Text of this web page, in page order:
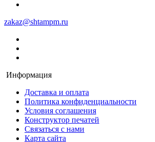
zakaz@shtampm.ru
Информация
Доставка и оплата
Политика конфиденциальности
Условия соглашения
Конструктор печатей
Связаться с нами
Карта сайта